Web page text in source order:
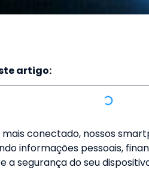
artigo:
mais conectado, nossos
informações pessoais,
a segurança do seu